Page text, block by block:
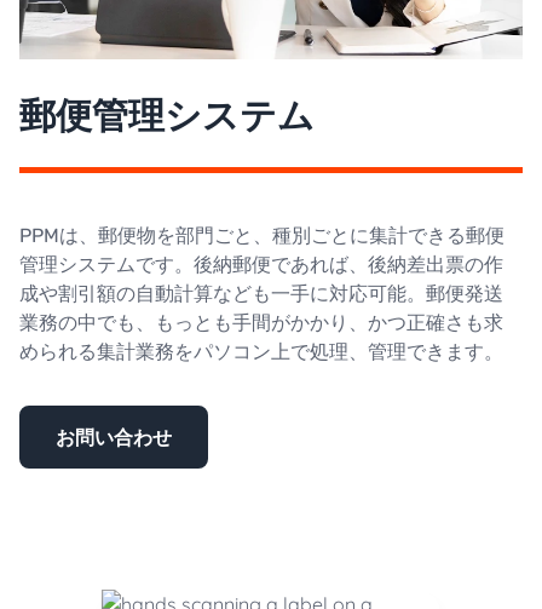
郵便管理システム
PPMは、郵便物を部門ごと、種別ごとに集計できる郵便
管理システムです。後納郵便であれば、後納差出票の作
成や割引額の自動計算なども一手に対応可能。郵便発送
業務の中でも、もっとも手間がかかり、かつ正確さも求
められる集計業務をパソコン上で処理、管理できます。
お問い合わせ